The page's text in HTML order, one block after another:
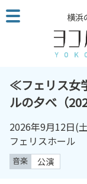
こ
の
横浜
≪フェリス女
ルの夕べ（
2026年9月12日(
フェリスホール
音楽 公演